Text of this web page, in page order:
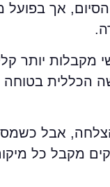
אך
מקבלות יותר
הכללית
אבל
מקבל כל